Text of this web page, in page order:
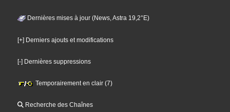
Dernières mises à jour (News, Astra 19,2°E)
[+] Derniers ajouts et modifications
[-] Dernières suppressions
Temporairement en clair (7)
Recherche des Chaînes